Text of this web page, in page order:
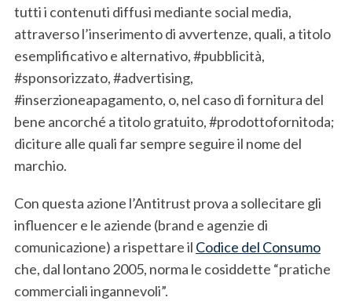
tutti i contenuti diffusi mediante social media,
attraverso l’inserimento di avvertenze, quali, a titolo
esemplificativo e alternativo, #pubblicità,
#sponsorizzato, #advertising,
#inserzioneapagamento, o, nel caso di fornitura del
bene ancorché a titolo gratuito, #prodottofornitoda;
diciture alle quali far sempre seguire il nome del
marchio.
Con questa azione l’Antitrust prova a sollecitare gli
influencer e le aziende (brand e agenzie di
comunicazione) a rispettare il Codice del Consumo
che, dal lontano 2005, norma le cosiddette “pratiche
commerciali ingannevoli”.